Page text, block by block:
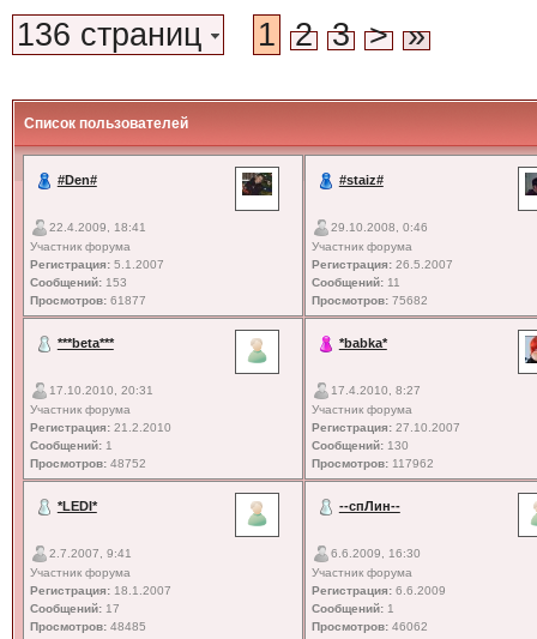
136 страниц 1 2 3 > »
Список пользователей
#Den#
22.4.2009, 18:41
Участник форума
Регистрация:5.1.2007
Сообщений:153
Просмотров:61877
#staiz#
29.10.2008, 0:46
Участник форума
Регистрация:26.5.2007
Сообщений:11
Просмотров:75682
***beta***
17.10.2010, 20:31
Участник форума
Регистрация:21.2.2010
Сообщений:1
Просмотров:48752
*babka*
17.4.2010, 8:27
Участник форума
Регистрация:27.10.2007
Сообщений:130
Просмотров:117962
*LEDI*
2.7.2007, 9:41
Участник форума
Регистрация:18.1.2007
Сообщений:17
Просмотров:48485
--спЛин--
6.6.2009, 16:30
Участник форума
Регистрация:6.6.2009
Сообщений:1
Просмотров:46062